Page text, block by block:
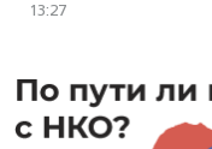
13:27